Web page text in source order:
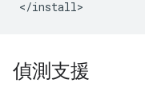
偵測支援